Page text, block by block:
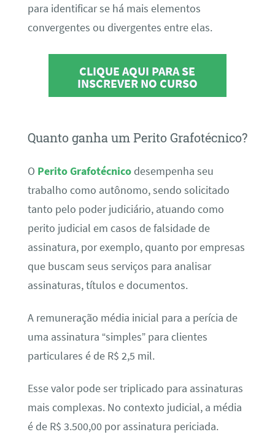
para identificar se há mais elementos
convergentes ou divergentes entre elas.
CLIQUE AQUI PARA SE
INSCREVER NO CURSO
Quanto ganha um Perito Grafotécnico?
O Perito Grafotécnicodesempenha seu
trabalho como autônomo, sendo solicitado
tanto pelo poder judiciário, atuando como
perito judicial em casos de falsidade de
assinatura, por exemplo, quanto por empresas
que buscam seus serviços para analisar
assinaturas, títulos e documentos.
A remuneração média inicial para a perícia de
uma assinatura “simples” para clientes
particulares é de R$ 2,5 mil.
Esse valor pode ser triplicado para assinaturas
mais complexas. No contexto judicial, a média
é de R$ 3.500,00 por assinatura periciada.